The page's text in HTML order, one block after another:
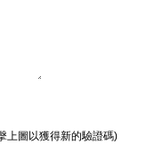
上圖以獲得新的驗證碼)